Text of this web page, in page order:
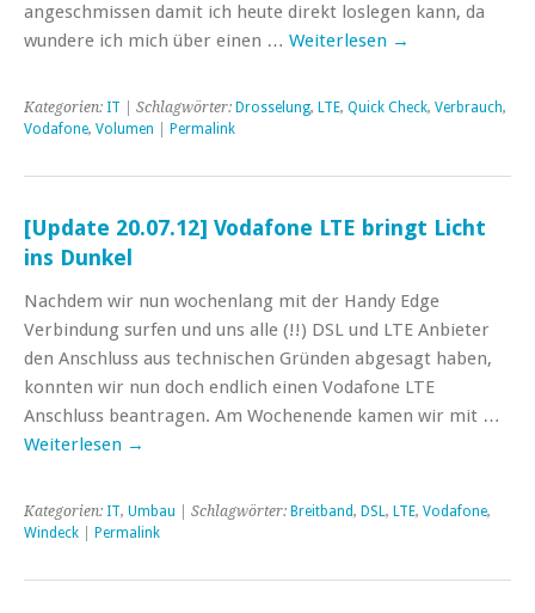
angeschmissen damit ich heute direkt loslegen kann, da
wundere ich mich über einen … Weiterlesen →
Kategorien: IT | Schlagwörter: Drosselung, LTE, Quick Check, Verbrauch,
Vodafone, Volumen Permalink
[Update 20.07.12] Vodafone LTE bringt Licht
ins Dunkel
Nachdem wir nun wochenlang mit der Handy Edge
Verbindung surfen und uns alle (!!) DSL und LTE Anbieter
den Anschluss aus technischen Gründen abgesagt haben,
konnten wir nun doch endlich einen Vodafone LTE
Anschluss beantragen. Am Wochenende kamen wir mit …
Weiterlesen →
Kategorien: IT, Umbau | Schlagwörter: Breitband, DSL, LTE, Vodafone,
Windeck
Permalink